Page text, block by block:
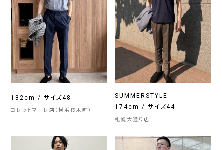
182cm / サイズ48
コレットマーレ店（横浜桜木町）
SUMMERSTYLE
174cm / サイズ44
札幌大通り店